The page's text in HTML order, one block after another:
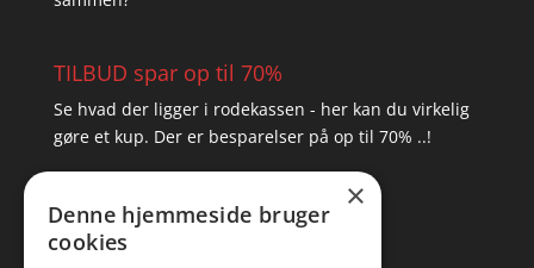
TILBUD spar op til 70%
Se hvad der ligger i rodekassen - her kan du virkelig
gøre et kup. Der er besparelser på op til 70% ..!
×
Denne hjemmeside bruger
cookies